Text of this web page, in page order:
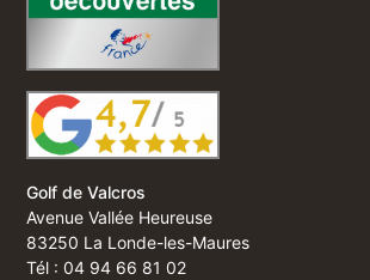
Golf de Valcros
Avenue Vallée Heureuse
83250 La Londe-les-Maures
Tél : 04 94 66 81 02